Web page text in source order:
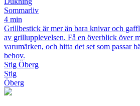
Sommarliv
4 min
Grillbestick är mer än bara knivar och
av grillupplevelsen. Få en överblick över
varumärken, och hitta det set som passar
behov.
Stig Öberg
Stig
Öberg